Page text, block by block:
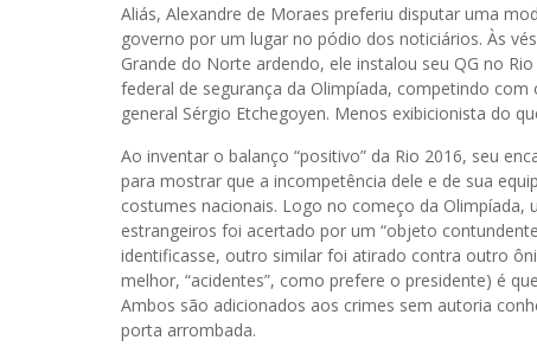
Aliás, Alexandre de Moraes preferiu disputar uma
governo por um lugar no pódio dos noticiários. Às
Grande do Norte ardendo, ele instalou seu QG no
federal de segurança da Olimpíada, competindo
general Sérgio Etchegoyen. Menos exibicionista do
Ao inventar o balanço “positivo” da Rio 2016, seu
para mostrar que a incompetência dele e de sua
costumes nacionais. Logo no começo da
estrangeiros foi acertado por um “objeto
identificasse, outro similar foi atirado contra outro
melhor, “acidentes”, como prefere o presidente) é
Ambos são adicionados aos crimes sem autoria
porta arrombada.